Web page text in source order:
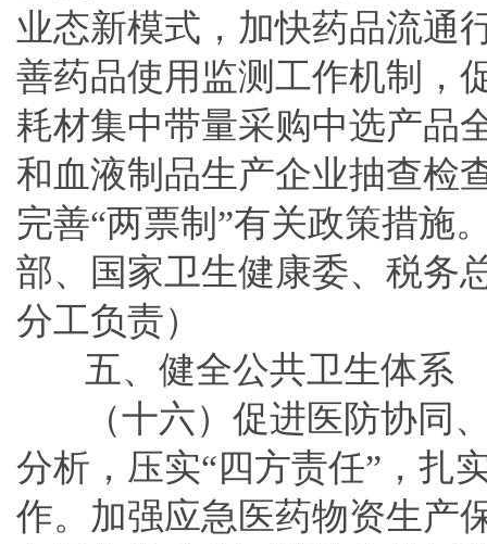
业态新模式，加快药品流通
善药品使用监测工作机制，
耗材集中带量采购中选产品
和血液制品生产企业抽查检
完善“两票制”有关政策措施
部、国家卫生健康委、税务
分工负责）
五、健全公共卫生体系
（十六）促进医防协同
分析，压实“四方责任”，扎
作。加强应急医药物资生产